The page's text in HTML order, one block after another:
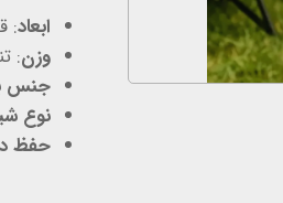
ابعاد: قطر
وزن: تنها
جنس
نوع
حفظ